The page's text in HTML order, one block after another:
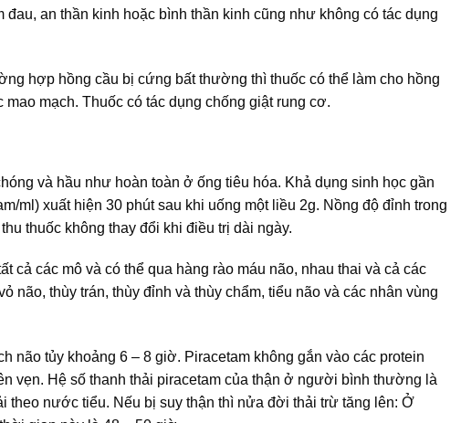
an thần kinh hoặc bình thần kinh cũng như không có tác dụng
hợp hồng cầu bị cứng bất thường thì thuốc có thể làm cho hồng
mạch. Thuốc có tác dụng chống giật rung cơ.
và hầu như hoàn toàn ở ống tiêu hóa. Khả dụng sinh học gần
ml) xuất hiện 30 phút sau khi uống một liều 2g. Nồng độ đỉnh trong
thuốc không thay đổi khi điều trị dài ngày.
cả các mô và có thể qua hàng rào máu não, nhau thai và cả các
não, thùy trán, thùy đỉnh và thùy chẩm, tiểu não và các nhân vùng
tủy khoảng 6 – 8 giờ. Piracetam không gắn vào các protein
vẹn. Hệ số thanh thải piracetam của thận ở người bình thường là
theo nước tiểu. Nếu bị suy thận thì nửa đời thải trừ tăng lên: Ở